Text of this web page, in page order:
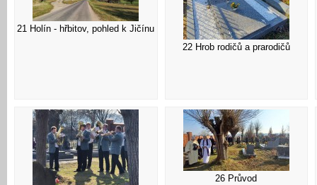
21 Holín - hřbitov, pohled k Jičínu
22 Hrob rodičů a prarodičů
26 Průvod